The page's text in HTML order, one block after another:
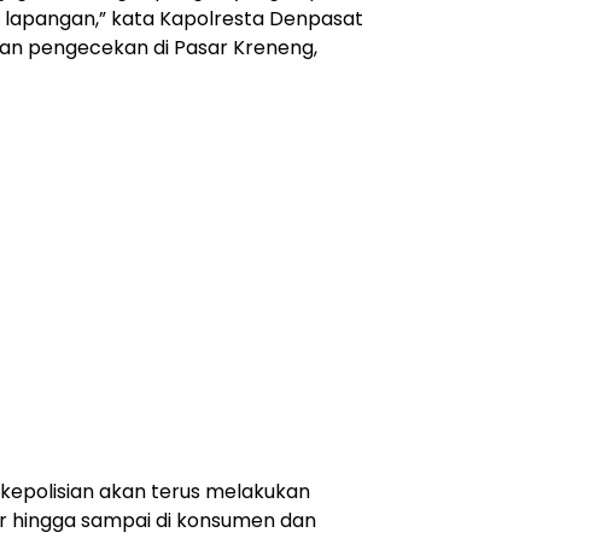
kata Kapolresta Denpasat
pengecekan di Pasar Kreneng,
akan terus melakukan
sampai di konsumen dan